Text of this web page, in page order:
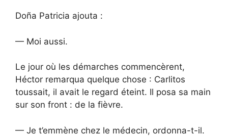
Doña Patricia ajouta :
— Moi aussi.
Le jour où les démarches commencèrent,
Héctor remarqua quelque chose : Carlitos
toussait, il avait le regard éteint. Il posa sa main
sur son front : de la fièvre.
— Je t’emmène chez le médecin, ordonna-t-il.